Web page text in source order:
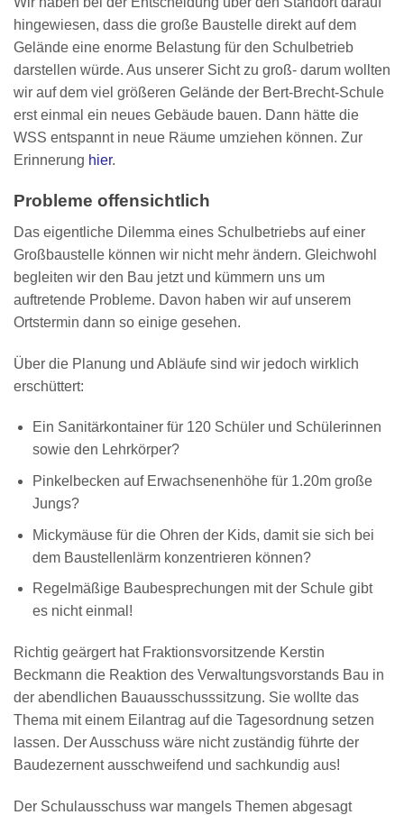
hingewiesen, dass die große Baustelle direkt auf dem
Gelände eine enorme Belastung für den Schulbetrieb
darstellen würde. Aus unserer Sicht zu groß- darum wollten
wir auf dem viel größeren Gelände der Bert-Brecht-Schule
erst einmal ein neues Gebäude bauen. Dann hätte die
WSS entspannt in neue Räume umziehen können. Zur
Erinnerung hier.
Probleme offensichtlich
Das eigentliche Dilemma eines Schulbetriebs auf einer
Großbaustelle können wir nicht mehr ändern. Gleichwohl
begleiten wir den Bau jetzt und kümmern uns um
auftretende Probleme. Davon haben wir auf unserem
Ortstermin dann so einige gesehen.
Über die Planung und Abläufe sind wir jedoch wirklich
erschüttert:
Ein Sanitärkontainer für 120 Schüler und Schülerinnen
sowie den Lehrkörper?
Pinkelbecken auf Erwachsenenhöhe für 1.20m große
Jungs?
Mickymäuse für die Ohren der Kids, damit sie sich bei
dem Baustellenlärm konzentrieren können?
Regelmäßige Baubesprechungen mit der Schule gibt
es nicht einmal!
Richtig geärgert hat Fraktionsvorsitzende Kerstin
Beckmann die Reaktion des Verwaltungsvorstands Bau in
der abendlichen Bauausschusssitzung. Sie wollte das
Thema mit einem Eilantrag auf die Tagesordnung setzen
lassen. Der Ausschuss wäre nicht zuständig führte der
Baudezernent ausschweifend und sachkundig aus!
Der Schulausschuss war mangels Themen abgesagt